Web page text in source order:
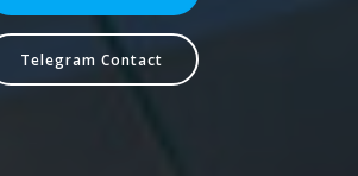
Telegram Contact